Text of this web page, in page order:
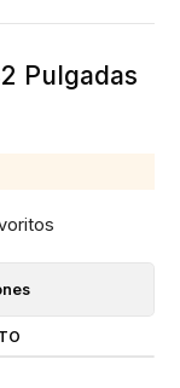
Pulgadas